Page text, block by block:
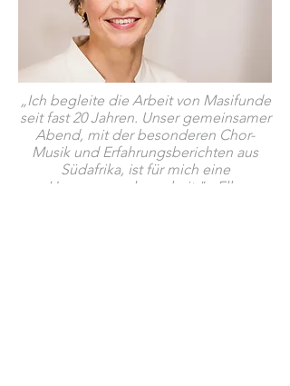
„Ich begleite die Arbeit von Masifunde
seit fast 20 Jahren. Unser gemeinsamer
Abend, mit der besonderen Chor-
Musik und Erfahrungsberichten aus
Südafrika, ist für mich eine
Herzensangelegenheit." - Elke